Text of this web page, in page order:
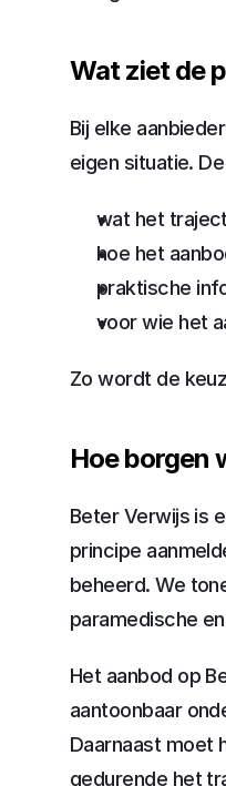
Wat ziet de
Bij elke
eigen situatie.
wat het
hoe het
praktische
voor wie het
Zo wordt de
Hoe borgen
Beter Verwijs is
principe
beheerd. We
paramedische
Het aanbod op
aantoonbaar
Daarnaast moet
gedurende het